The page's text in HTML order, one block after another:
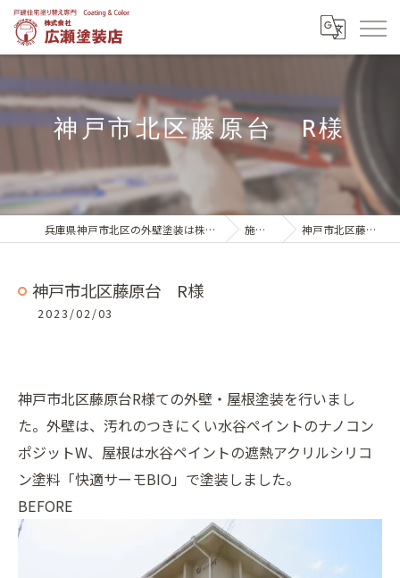
神戸市北区藤原台 R様
兵庫県神戸市北区の外壁塗装は株式会社広瀬塗装店 施工実績 神戸市北区藤原台 R様
神戸市北区藤原台 R様
2023/02/03
神戸市北区藤原台R様ての外壁・屋根塗装を行いまし
た。外壁は、汚れのつきにくい水谷ペイントのナノコン
ポジットW、屋根は水谷ペイントの遮熱アクリルシリコ
ン塗料「快適サーモBIO」で塗装しました。
BEFORE